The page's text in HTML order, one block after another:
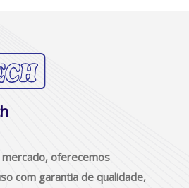
oferecemos
com garantia de qualidade,